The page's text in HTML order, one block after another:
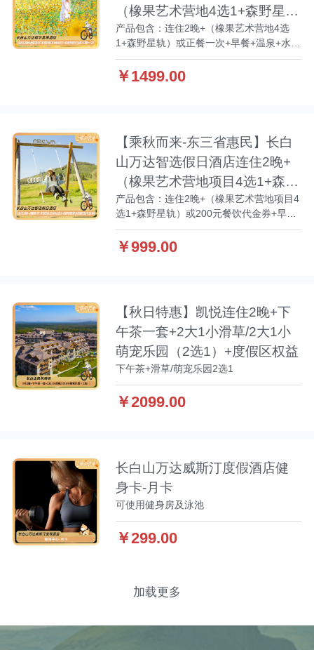
（橡果艺术营地4选1+森野星
轨）或正餐一次
产品包含：连住2晚+（橡果艺术营地4选
1+森野星轨）或正餐一次+早餐+温泉+水乐
园+哇酷游湖+征西滑道或LUGE滑车2选
1+长白山机场接送机服务+西坡集散中心接
￥1499.00
【乘秋而来-东三省惠民】长白
山万达智选假日酒店连住2晚+
（橡果艺术营地项目4选1+森野
星轨）或200元餐饮代金券
产品包含：连住2晚+（橡果艺术营地项目4
选1+森野星轨）或200元餐饮代金券+早餐
+水乐园+温泉+长白山机场接送机服务+西
坡集散中心接送+哇酷游湖
￥999.00
【秋日特惠】凯悦连住2晚+下
午茶一套+2大1小滑草/2大1小
萌宠乐园（2选1）+度假区权益
下午茶+滑草/萌宠乐园2选1
￥2099.00
长白山万达威斯汀度假酒店健
身卡-月卡
可使用健身房及泳池
￥299.00
加载更多